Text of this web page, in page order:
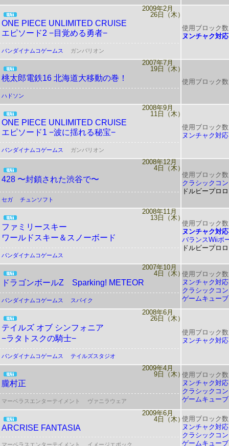
2009年2月
26日（木）
ONE PIECE UNLIMITED CRUISE
エピソード2 −目覚める勇者−
使用ブロック
ヌンチャク対応
バンダイナムコゲームス ガンバリオン
2007年7月
19日（木）
桃太郎電鉄16 北海道大移動の巻！ 使用ブロック
ハドソン
2008年9月
11日（木）
ONE PIECE UNLIMITED CRUISE
エピソード1 −波に揺れる秘宝−
使用ブロック
ヌンチャク対応
バンダイナムコゲームス ガンバリオン
2008年12月
4日（木）
428 〜封鎖された渋谷で〜
使用ブロック
クラシックコ
ドルビープロ
セガ チュンソフト
2008年11月
13日（木）
ファミリースキー
ワールドスキー＆スノーボード
使用ブロック
ヌンチャク対応
バランスWiiボ
ドルビープロ
バンダイナムコゲームス
2007年10月
4日（木）
ドラゴンボールZ Sparking! METEOR
使用ブロック
ヌンチャク対応
クラシックコ
ゲームキュー
バンダイナムコゲームス スパイク
2008年6月
26日（木）
テイルズ オブ シンフォニア
−ラタトスクの騎士−
使用ブロック
ヌンチャク対応
バンダイナムコゲームス テイルズスタジオ
2009年4月
9日（木）
朧村正
使用ブロック
ヌンチャク対応
クラシックコ
ゲームキュー
マーベラスエンターテイメント ヴァニラウェア
2009年6月
4日（木）
ARCRISE FANTASIA
使用ブロック
ヌンチャク対応
クラシックコ
ゲームキュー
マーベラスエンターテイメント イメージエポック